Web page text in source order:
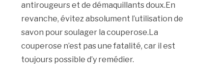
antirougeurs et de démaquillants doux.En
revanche, évitez absolument l’utilisation de
savon pour soulager la couperose.La
couperose n’est pas une fatalité, car il est
toujours possible d’y remédier.